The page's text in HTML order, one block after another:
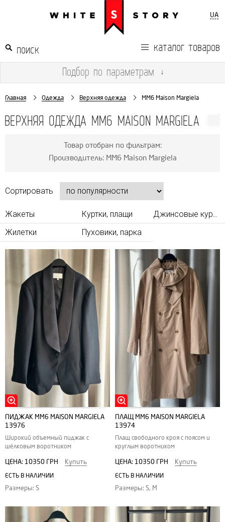
UA
каталог товаров
Подбор по параметрам ↓
Главная Одежда Верхняя одежда MM6 Maison Margiela
ВЕРХНЯЯ ОДЕЖДА MM6 MAISON MARGIELA
Товар отобран по фильтрам:
Производитель: MM6 Maison Margiela
Сортировать
Жакеты Куртки, плащи
Жилетки
Пуховики, парка
ПИДЖАК MM6 MAISON MARGIELA
13976
Широкий объемный пиджак с
шёлковым воротником
ЦЕНА: 10350 ГРН Купить
ЕСТЬ В НАЛИЧИИ
Размеры: S
ПЛАЩ MM6 MAISON MARGIELA
13974
Плащ свободного кроя с поясом и
круглым воротником
ЦЕНА: 10350 ГРН Купить
ЕСТЬ В НАЛИЧИИ
Размеры: S, M